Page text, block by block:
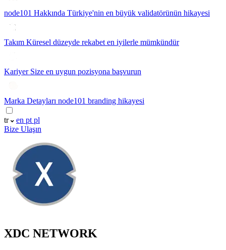
node101 Hakkında Türkiye'nin en büyük validatörünün hikayesi
Takım Küresel düzeyde rekabet en iyilerle mümkündür
Kariyer Size en uygun pozisyona başvurun
Marka Detayları node101 branding hikayesi
tr en pt pl
Bize Ulaşın
XDC NETWORK